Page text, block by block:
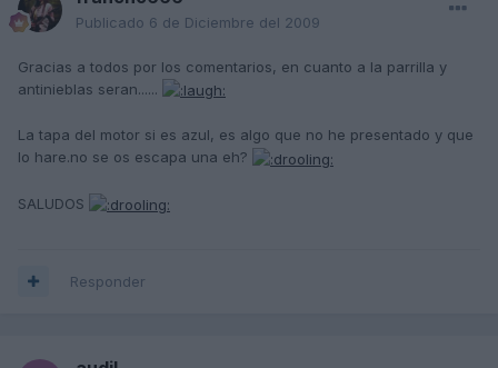
Publicado 6 de Diciembre del 2009
Gracias a todos por los comentarios, en cuanto a la parrilla y
antinieblas seran......
La tapa del motor si es azul, es algo que no he presentado y que
lo hare.no se os escapa una eh?
SALUDOS
Responder